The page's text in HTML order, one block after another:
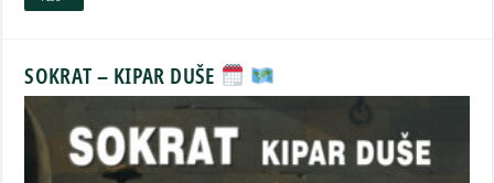
SOKRAT – KIPAR DUŠE